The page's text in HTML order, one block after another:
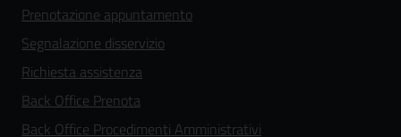
Prenotazione appuntamento
Segnalazione disservizio
Richiesta assistenza
Back Office Prenota
Back Office Procedimenti Amministrativi